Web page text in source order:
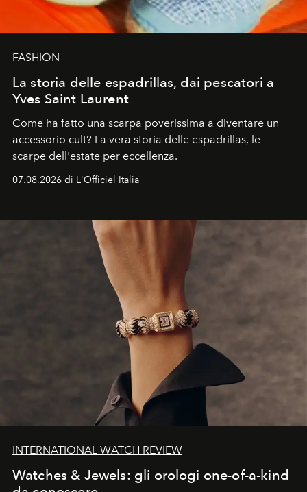
FASHION
La storia delle espadrillas, dai pescatori a
Yves Saint Laurent
Come ha fatto una scarpa poverissima a diventare un
accessorio cult? La vera storia delle espadrillas, le
scarpe dell'estate per eccellenza.
07.08.2026 di L'Officiel Italia
INTERNATIONAL WATCH REVIEW
Watches & Jewels: gli orologi one-of-a-kind